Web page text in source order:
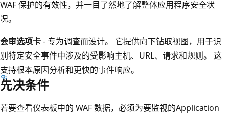
WAF 保护的有效性，并一目了然地了解整体应用程序安全状
况。
会审选项卡- 专为调查而设计。 它提供向下钻取视图，用于识
别特定安全事件中涉及的受影响主机、URL、请求和规则。 这
支持根本原因分析和更快的事件响应。
先决条件
若要查看仪表板中的 WAF 数据，必须为要监视的Application